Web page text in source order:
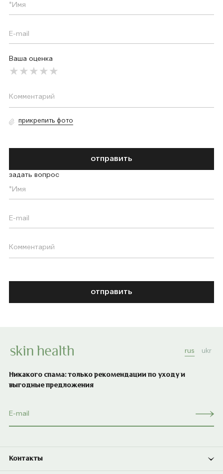
Ваша оценка
прикрепить фото
отправить
задать вопрос
отправить
rus ukr
Никакого спама: только рекомендации по уходу и
выгодные предложения
Контакты